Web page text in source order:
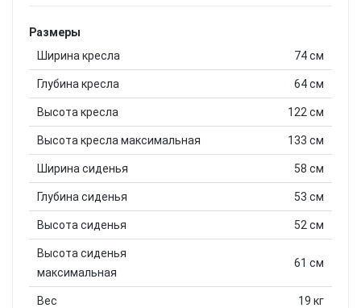
Размеры
Ширина кресла
74 см
Глубина кресла 64 см
Высота кресла 122 см
Высота кресла максимальная 133 см
Ширина сиденья 58 см
Глубина сиденья 53 см
Высота сиденья 52 см
Высота сиденья
максимальная
61 см
Вес 19 кг